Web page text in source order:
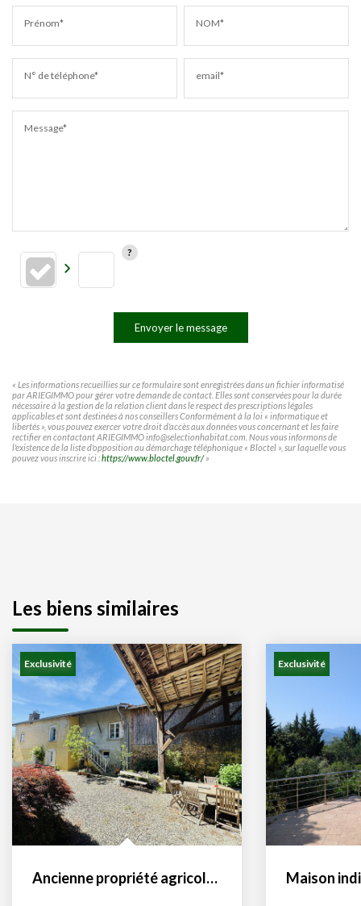
Prénom* NOM*
N° de téléphone* email*
Message*
Envoyer le message
« Les informations recueillies sur ce formulaire sont enregistrées dans un fichier informatisé
par ARIEGIMMO pour gérer votre demande de contact. Elles sont conservées pour la durée
nécessaire à la gestion de la relation client dans le respect des prescriptions légales
applicables et sont destinées à nos conseillers Conformément à la loi « informatique et
libertés », vous pouvez exercer votre droit d'accès aux données vous concernant et les faire
rectifier en contactant ARIEGIMMO info@selectionhabitat.com. Nous vous informons de
l'existence de la liste d'opposition au démarchage téléphonique « Bloctel », sur laquelle vous
pouvez vous inscrire ici :https://www.bloctel.gouv.fr/»
Les biens similaires
Exclusivité
Ancienne propriété agricole 09230 Lasserre
Exclusivité